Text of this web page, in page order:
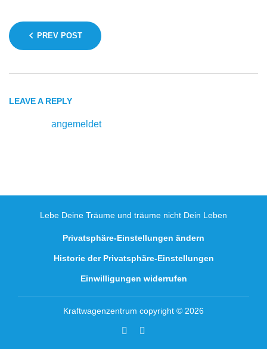
Beitragsnavigation
PREV POST
LEAVE A REPLY
angemeldetsein, um einen Kommentar
Lebe Deine Träume und träume nicht Dein Leben
Privatsphäre-Einstellungen ändern
Historie der Privatsphäre-Einstellungen
Einwilligungen widerrufen
Kraftwagenzentrum copyright © 2026